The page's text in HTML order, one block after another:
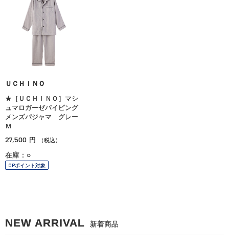
ＵＣＨＩＮＯ
★［ＵＣＨＩＮＯ］マシ
ュマロガーゼパイピング
メンズパジャマ グレー
Ｍ
27,500 円 （税込）
在庫：○
OPポイント対象
NEW ARRIVAL 新着商品